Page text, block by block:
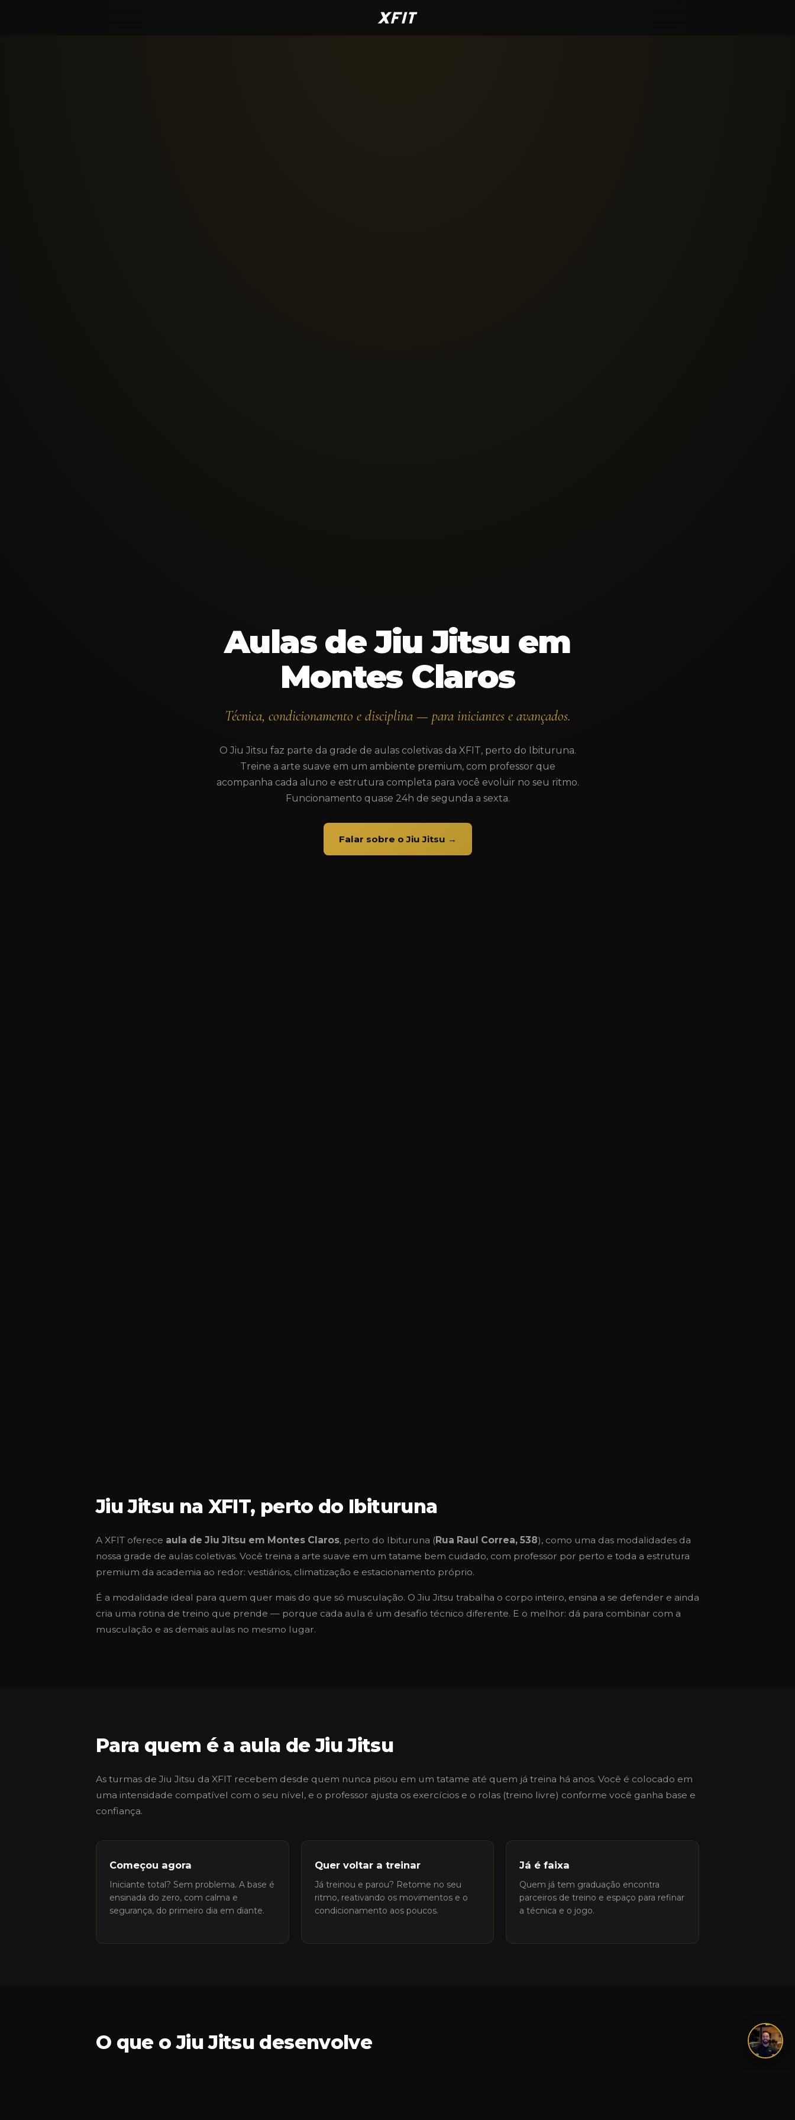
Aulas de Jiu Jitsu em
Montes Claros
Técnica, condicionamento e disciplina — para iniciantes e avançados.
O Jiu Jitsu faz parte da grade de aulas coletivas da XFIT, perto do Ibituruna.
Treine a arte suave em um ambiente premium, com professor que
acompanha cada aluno e estrutura completa para você evoluir no seu ritmo.
Funcionamento quase 24h de segunda a sexta.
Falar sobre o Jiu Jitsu →
Jiu Jitsu na XFIT, perto do Ibituruna
A XFIT oferece aula de Jiu Jitsu em Montes Claros, perto do Ibituruna (Rua Raul Correa, 538), como uma das modalidades da
nossa grade de aulas coletivas. Você treina a arte suave em um tatame bem cuidado, com professor por perto e toda a estrutura
premium da academia ao redor: vestiários, climatização e estacionamento próprio.
É a modalidade ideal para quem quer mais do que só musculação. O Jiu Jitsu trabalha o corpo inteiro, ensina a se defender e ainda
cria uma rotina de treino que prende — porque cada aula é um desafio técnico diferente. E o melhor: dá para combinar com a
musculação e as demais aulas no mesmo lugar.
Para quem é a aula de Jiu Jitsu
As turmas de Jiu Jitsu da XFIT recebem desde quem nunca pisou em um tatame até quem já treina há anos. Você é colocado em
uma intensidade compatível com o seu nível, e o professor ajusta os exercícios e o rolas (treino livre) conforme você ganha base e
confiança.
Começou agora
Iniciante total? Sem problema. A base é
ensinada do zero, com calma e
segurança, do primeiro dia em diante.
Quer voltar a treinar
Já treinou e parou? Retome no seu
ritmo, reativando os movimentos e o
condicionamento aos poucos.
Já é faixa
Quem já tem graduação encontra
parceiros de treino e espaço para refinar
a técnica e o jogo.
O que o Jiu Jitsu desenvolve